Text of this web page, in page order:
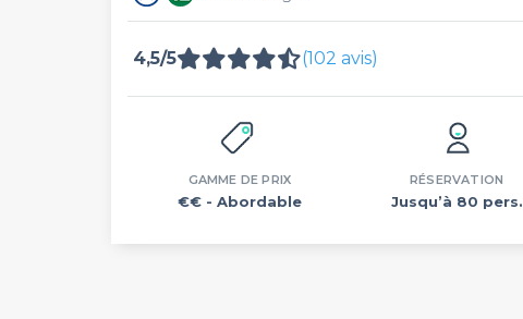
4,5/5 (102 avis)
GAMME DE PRIX
€€ - Abordable
RÉSERVATION
Jusqu’à 80 pers.